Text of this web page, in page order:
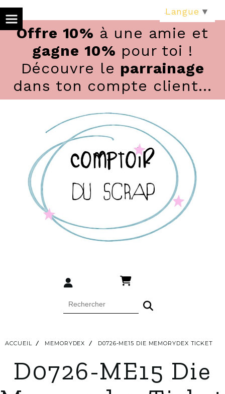
Offre 10% à une amie et
gagne 10% pour toi !
Découvre le parrainage
dans ton compte client...
ACCUEIL MEMORYDEX D0726-ME15 DIE MEMORYDEX TICKET
D0726-ME15 Die
Langue ▼